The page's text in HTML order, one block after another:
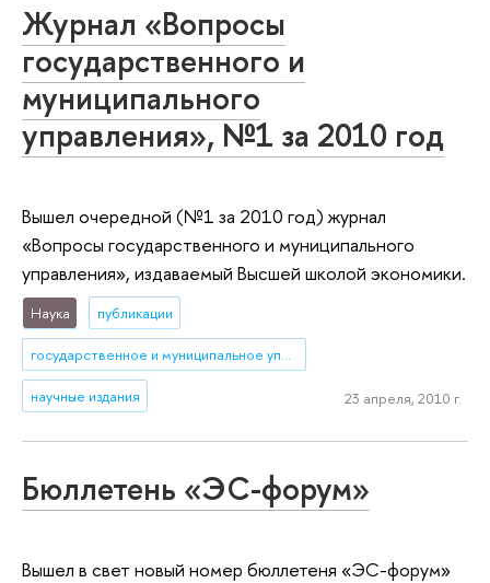
Журнал «Вопросы
государственного и
муниципального
управления», №1 за 2010 год
Вышел очередной (№1 за 2010 год) журнал
«Вопросы государственного и муниципального
управления», издаваемый Высшей школой экономики.
Наука публикации
государственное и муниципальное управление
научные издания 23 апреля, 2010 г.
Бюллетень «ЭС-форум»
Вышел в свет новый номер бюллетеня «ЭС-форум»